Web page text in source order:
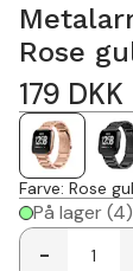
Rose
179 DKK
Farve: Rose
På lager(4)
-